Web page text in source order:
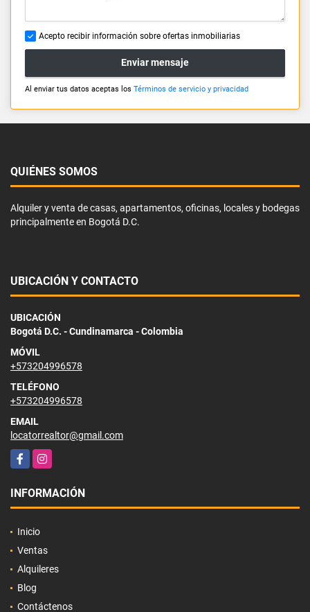
Acepto recibir información sobre ofertas inmobiliarias
Enviar mensaje
Al enviar tus datos aceptas los Términos de servicio y privacidad
QUIÉNES SOMOS
Alquiler y venta de casas, apartamentos, oficinas, locales y bodegas
principalmente en Bogotá D.C.
UBICACIÓN Y CONTACTO
UBICACIÓN
Bogotá D.C. - Cundinamarca - Colombia
MÓVIL
+573204996578
TELÉFONO
+573204996578
EMAIL
locatorrealtor@gmail.com
FacebookInstagram
INFORMACIÓN
Inicio
Ventas
Alquileres
Blog
Contáctenos